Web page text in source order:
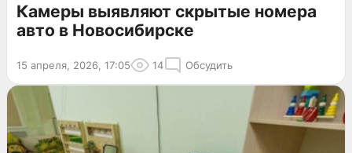
Камеры выявляют скрытые номера
авто в Новосибирске
15 апреля, 2026, 17:05 14 Обсудить